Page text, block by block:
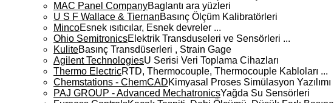
MAC Panel CompanyBaglantı ara yüzleri
U S F Wallace & TiernanBasınç Ölçüm Kalibratörleri
MincoEsnek ısıtıcılar, Esnek devreler ...
Ohio SemitronicsElektrik Transduseleri ve Sensörleri ...
KuliteBasınç Transdüserleri , Strain Gage
Agilent TechnologiesU Serisi Veri Toplama Cihazları
Thermo ElectricRTD, Thermocouple, Thermocouple Kabloları ...
Chemstations - ChemCADKimyasal Proses Simülasyon Yazılımı
PAJ GROUP - Advanced MechatronicsYağda Su Sensörleri